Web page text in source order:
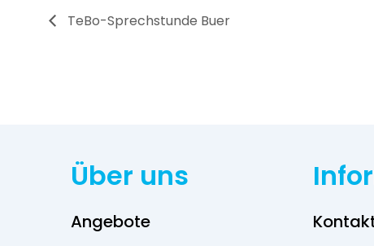
TeBo-Sprechstunde Buer
Über uns
Angebote